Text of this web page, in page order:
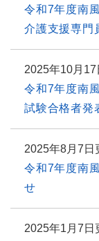
令和7年度南
介護支援専門
2025年10月17
令和7年度南
試験合格者発
2025年8月7日
令和7年度南
せ
2025年1月7日